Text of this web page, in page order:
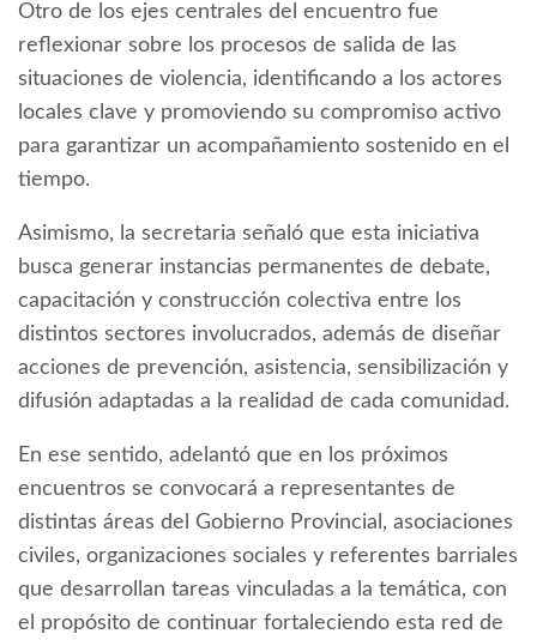
Otro de los ejes centrales del encuentro fue
reflexionar sobre los procesos de salida de las
situaciones de violencia, identificando a los actores
locales clave y promoviendo su compromiso activo
para garantizar un acompañamiento sostenido en el
tiempo.
Asimismo, la secretaria señaló que esta iniciativa
busca generar instancias permanentes de debate,
capacitación y construcción colectiva entre los
distintos sectores involucrados, además de diseñar
acciones de prevención, asistencia, sensibilización y
difusión adaptadas a la realidad de cada comunidad.
En ese sentido, adelantó que en los próximos
encuentros se convocará a representantes de
distintas áreas del Gobierno Provincial, asociaciones
civiles, organizaciones sociales y referentes barriales
que desarrollan tareas vinculadas a la temática, con
el propósito de continuar fortaleciendo esta red de